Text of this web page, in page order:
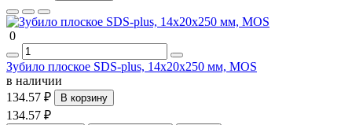
0
Зубило плоское SDS-plus, 14х20х250 мм, MOS
в наличии
134.57 ₽
В корзину
134.57 ₽